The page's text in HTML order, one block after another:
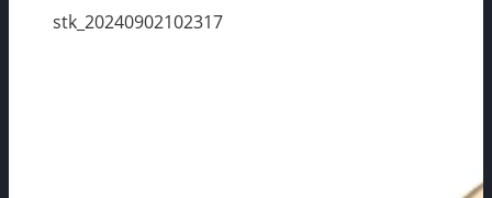
stk_20240902102317